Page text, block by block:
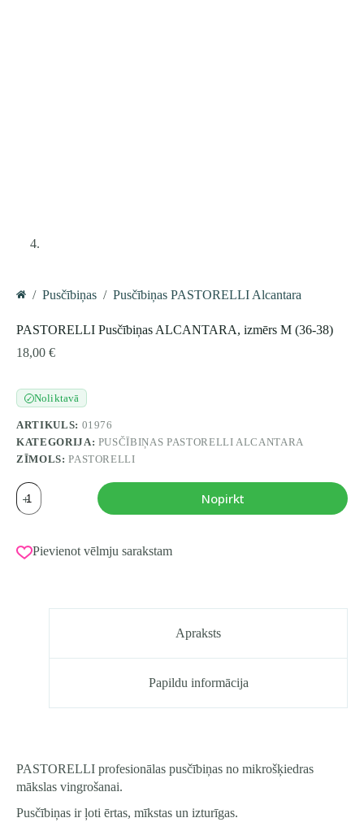
/ Pusčībiņas / Pusčībiņas PASTORELLI Alcantara
PASTORELLI Pusčībiņas ALCANTARA, izmērs M (36-38)
18,00 €
✓Noliktavā
ARTIKULS: 01976
KATEGORIJA: PUSČĪBIŅAS PASTORELLI ALCANTARA
ZĪMOLS:PASTORELLI
PASTORELLI
Pusčībiņas
ALCANTARA,
M
(36-
Nopirkt
Pievienot vēlmju sarakstam
Apraksts
Papildu informācija
PASTORELLI profesionālas pusčībiņas no mikrošķiedras
mākslas vingrošanai.
Pusčībiņas ir ļoti ērtas, mīkstas un izturīgas.